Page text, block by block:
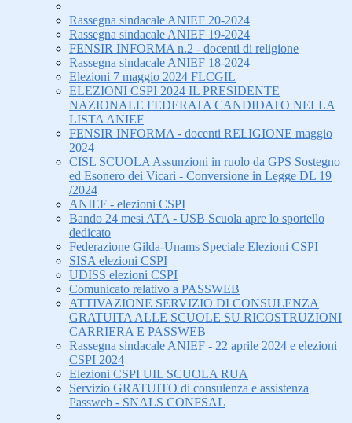
Rassegna sindacale ANIEF 20-2024
Rassegna sindacale ANIEF 19-2024
FENSIR INFORMA n.2 - docenti di religione
Rassegna sindacale ANIEF 18-2024
Elezioni 7 maggio 2024 FLCGIL
ELEZIONI CSPI 2024 IL PRESIDENTE
NAZIONALE FEDERATA CANDIDATO NELLA
LISTA ANIEF
FENSIR INFORMA - docenti RELIGIONE maggio
2024
CISL SCUOLA Assunzioni in ruolo da GPS Sostegno
ed Esonero dei Vicari - Conversione in Legge DL 19
/2024
ANIEF - elezioni CSPI
Bando 24 mesi ATA - USB Scuola apre lo sportello
dedicato
Federazione Gilda-Unams Speciale Elezioni CSPI
SISA elezioni CSPI
UDISS elezioni CSPI
Comunicato relativo a PASSWEB
ATTIVAZIONE SERVIZIO DI CONSULENZA
GRATUITA ALLE SCUOLE SU RICOSTRUZIONI
CARRIERA E PASSWEB
Rassegna sindacale ANIEF - 22 aprile 2024 e elezioni
CSPI 2024
Elezioni CSPI UIL SCUOLA RUA
Servizio GRATUITO di consulenza e assistenza
Passweb - SNALS CONFSAL